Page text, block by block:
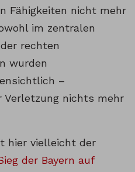
Fähigkeiten nicht mehr
im zentralen
rechten
wurden
–
Verletzung nichts mehr
hier vielleicht der
der Bayern auf